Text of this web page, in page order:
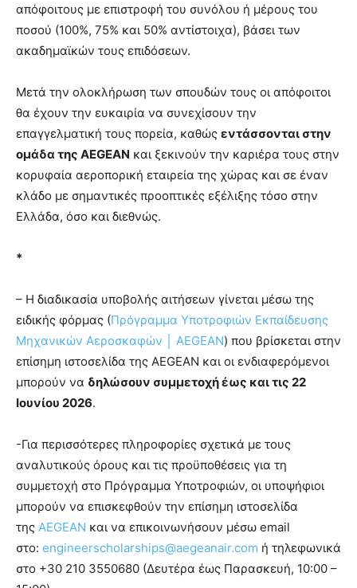
απόφοιτους με επιστροφή του συνόλου ή μέρους του
ποσού (100%, 75% και 50% αντίστοιχα), βάσει των
ακαδημαϊκών τους επιδόσεων.
Μετά την ολοκλήρωση των σπουδών τους οι απόφοιτοι
θα έχουν την ευκαιρία να συνεχίσουν την
επαγγελματική τους πορεία, καθώς εντάσσονται στην
ομάδα της AEGEAN και ξεκινούν την καριέρα τους στην
κορυφαία αεροπορική εταιρεία της χώρας και σε έναν
κλάδο με σημαντικές προοπτικές εξέλιξης τόσο στην
Ελλάδα, όσο και διεθνώς.
*
– Η διαδικασία υποβολής αιτήσεων γίνεται μέσω της
ειδικής φόρμας (Πρόγραμμα Υποτροφιών Εκπαίδευσης
Μηχανικών Αεροσκαφών │ AEGEAN) που βρίσκεται στην
επίσημη ιστοσελίδα της AEGEAN και οι ενδιαφερόμενοι
μπορούν να δηλώσουν συμμετοχή έως και τις 22
Ιουνίου 2026.
-Για περισσότερες πληροφορίες σχετικά με τους
αναλυτικούς όρους και τις προϋποθέσεις για τη
συμμετοχή στο Πρόγραμμα Υποτροφιών, οι υποψήφιοι
μπορούν να επισκεφθούν την επίσημη ιστοσελίδα
της AEGEAN και να επικοινωνήσουν μέσω email
στο: engineerscholarships@aegeanair.com ή τηλεφωνικά
στο +30 210 3550680 (Δευτέρα έως Παρασκευή, 10:00 –